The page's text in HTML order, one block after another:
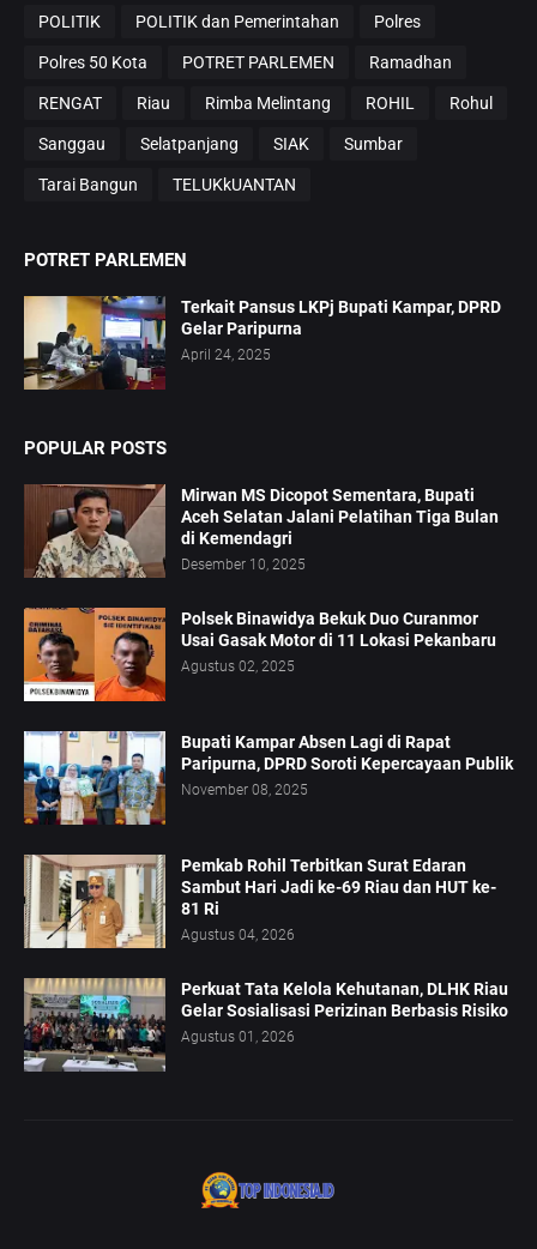
POLITIK POLITIK dan Pemerintahan Polres
Polres 50 Kota POTRET PARLEMEN Ramadhan
RENGAT Riau Rimba Melintang ROHIL Rohul
Sanggau Selatpanjang SIAK Sumbar
Tarai Bangun TELUKkUANTAN
POTRET PARLEMEN
Terkait Pansus LKPj Bupati Kampar, DPRD
Gelar Paripurna
April 24, 2025
POPULAR POSTS
Mirwan MS Dicopot Sementara, Bupati
Aceh Selatan Jalani Pelatihan Tiga Bulan
di Kemendagri
Desember 10, 2025
Polsek Binawidya Bekuk Duo Curanmor
Usai Gasak Motor di 11 Lokasi Pekanbaru
Agustus 02, 2025
Bupati Kampar Absen Lagi di Rapat
Paripurna, DPRD Soroti Kepercayaan Publik
November 08, 2025
Pemkab Rohil Terbitkan Surat Edaran
Sambut Hari Jadi ke-69 Riau dan HUT ke-
81 Ri
Agustus 04, 2026
Perkuat Tata Kelola Kehutanan, DLHK Riau
Gelar Sosialisasi Perizinan Berbasis Risiko
Agustus 01, 2026